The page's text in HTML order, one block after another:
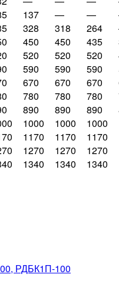
137
328
450
520
590
670
780
890
1000
1170
1270
1340
—
318
450
520
590
670
780
890
1000
1170
1270
1340
—
264
435
520
590
670
780
890
1000
1170
1270
1340
РДБК1П-100